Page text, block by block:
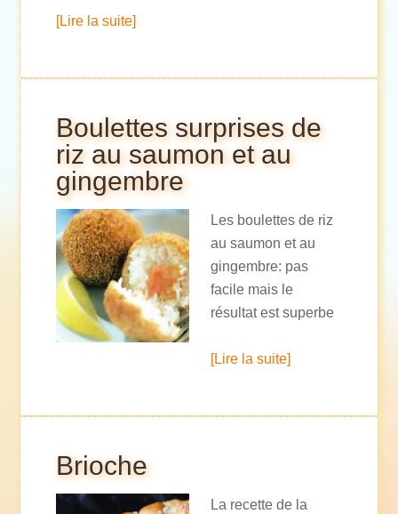
[Lire la suite]
Boulettes surprises de
riz au saumon et au
gingembre
Les boulettes de riz
au saumon et au
gingembre: pas
facile mais le
résultat est superbe
[Lire la suite]
Brioche
La recette de la